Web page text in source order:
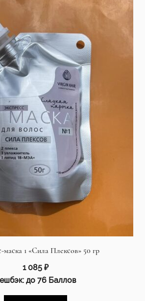
маска 1 «Сила Плексов» 50 гр
1 085 ₽
до 76 Баллов